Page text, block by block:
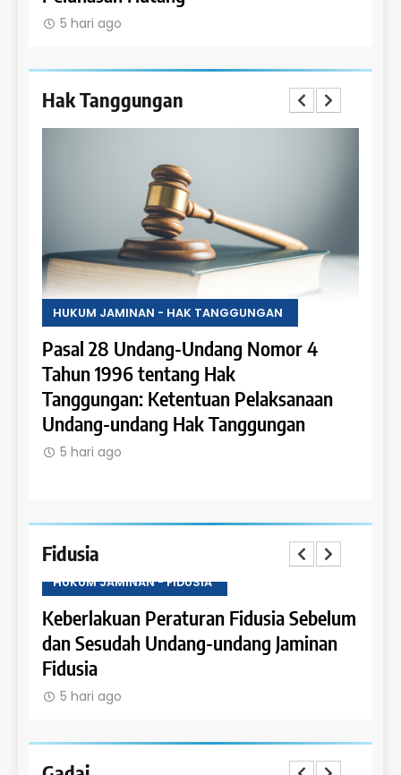
5 hari ago
Hak Tanggungan
HUKUM JAMINAN - HAK TANGGUNGAN
Pasal 27 Undang-Undang Nomor 4
Tahun 1996 tentang Hak Tanggungan:
Penerapan Hak Tanggungan pada
Rumah Susun dan Satuan Rumah Susun
5 hari ago
Fidusia
HUKUM JAMINAN - FIDUSIA
Ketentuan Peralihan dalam Jaminan
Fidusia
5 hari ago